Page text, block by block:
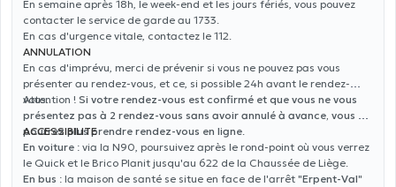
En semaine après 18h, le week-end et les jours fériés, vous pouvez
contacter le service de garde au 1733.
En cas d'urgence vitale, contactez le 112.
ANNULATION
En cas d'imprévu, merci de prévenir si vous ne pouvez pas vous
présenter au rendez-vous, et ce, si possible 24h avant le rendez-
vous.
Attention ! Si votre rendez-vous est confirmé et que vous ne vous
présentez pas à 2 rendez-vous sans avoir annulé à avance, vous ne
pourrez plus prendre rendez-vous en ligne.
ACCESSIBILITE
En voiture : via la N90, poursuivez après le rond-point où vous verrez
le Quick et le Brico Planit jusqu'au 622 de la Chaussée de Liège.
En bus : la maison de santé se situe en face de l'arrêt "Erpent-Val"